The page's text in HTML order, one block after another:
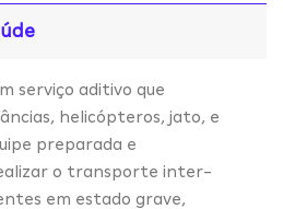
serviço aditivo que
helicópteros, jato, e
preparada e
o transporte inter-
em estado grave,